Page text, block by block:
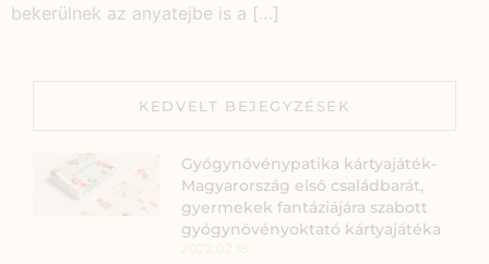
bekerülnek az anyatejbe is a […]
KEDVELT BEJEGYZÉSEK
Gyógynövénypatika kártyajáték-
Magyarország első családbarát,
gyermekek fantáziájára szabott
gyógynövényoktató kártyajátéka